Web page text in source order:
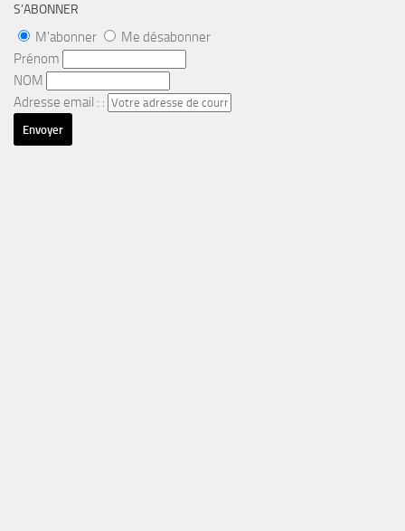
S’ABONNER
M'abonner
Me désabonner
Prénom
NOM
Adresse email : :